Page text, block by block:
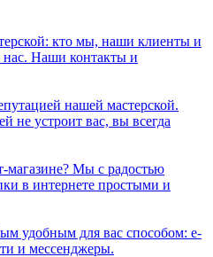
кто мы, наши клиенты и
Наши контакты и
нашей мастерской.
не устроит вас, вы всегда
магазине? Мы с радостью
в интернете простыми и
удобным для вас способом: e-
и мессенджеры.